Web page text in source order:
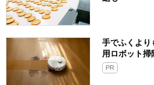
手でふくより
用ロボット掃
PR